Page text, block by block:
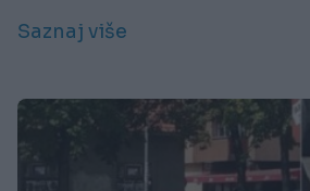
Saznaj više